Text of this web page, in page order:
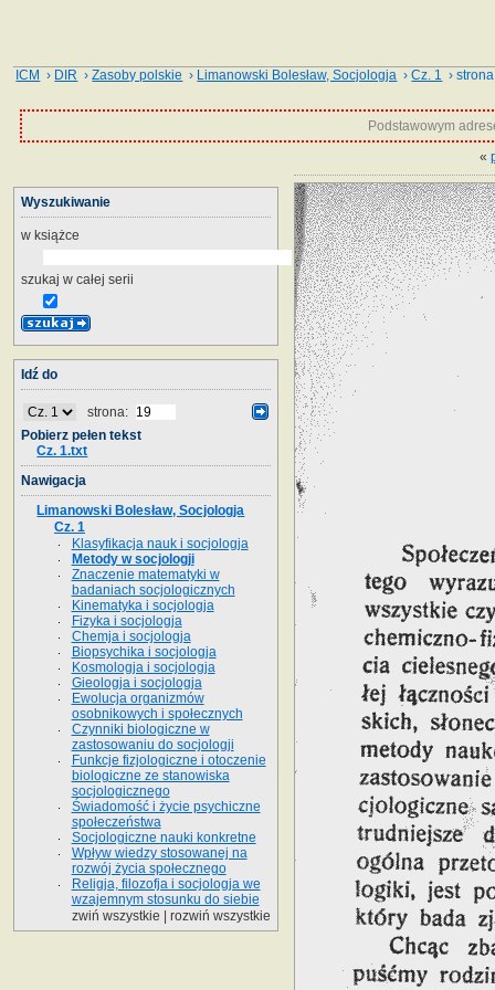
ICM › DIR ›Zasoby polskie › Limanowski Bolesław, Socjologja ›Cz. 1 ›
Podstawowym
«
Wyszukiwanie
w książce
szukaj w całej serii
Idź do
strona:
Pobierz pełen tekst
Cz. 1.txt
Nawigacja
Limanowski Bolesław, Socjologja
Cz. 1
Klasyfikacja nauk i socjologja
Metody w socjologji
Znaczenie matematyki w
badaniach socjologicznych
Kinematyka i socjologja
Fizyka i socjologja
Chemja i socjologja
Biopsychika i socjologja
Kosmologja i socjologja
Gieologja i socjologja
Ewolucja organizmów
osobnikowych i społecznych
Czynniki biologiczne w
zastosowaniu do socjologji
Funkcje fizjologiczne i otoczenie
biologiczne ze stanowiska
socjologicznego
Świadomość i życie psychiczne
społeczeństwa
Socjologiczne nauki konkretne
Wpływ wiedzy stosowanej na
rozwój życia społecznego
Religja, filozofja i socjologja we
wzajemnym stosunku do siebie
zwiń wszystkie
rozwiń wszystkie